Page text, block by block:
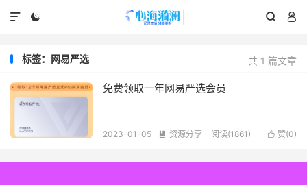
  

共 1 篇文章
标签：网易严选
免费领取一年网易严选会员
 赞(0)
2023-01-05  资源分享 阅读(1861)